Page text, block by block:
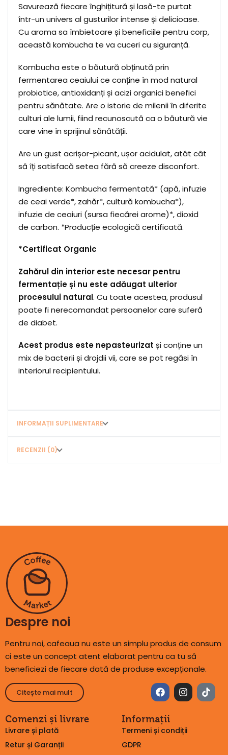
Savurează fiecare înghițitură și lasă-te purtat
într-un univers al gusturilor intense și delicioase.
Cu aroma sa îmbietoare și beneficiile pentru corp,
această kombucha te va cuceri cu siguranță.
Kombucha este o băutură obținută prin
fermentarea ceaiului ce conține în mod natural
probiotice, antioxidanți și acizi organici benefici
pentru sănătate. Are o istorie de milenii în diferite
culturi ale lumii, fiind recunoscută ca o băutură vie
care vine în sprijinul sănătății.
Are un gust acrișor-picant, ușor acidulat, atât cât
să îți satisfacă setea fără să creeze disconfort.
Ingrediente: Kombucha fermentată* (apă, infuzie
de ceai verde*, zahăr*, cultură kombucha*),
infuzie de ceaiuri (sursa fiecărei arome)*, dioxid
de carbon. *Producție ecologică certificată.
*Certificat Organic
Zahărul din interior este necesar pentru
fermentație și nu este adăugat ulterior
procesului natural. Cu toate acestea, produsul
poate fi nerecomandat persoanelor care suferă
de diabet.
Acest produs este nepasteurizat și conține un
mix de bacterii și drojdii vii, care se pot regăsi în
interiorul recipientului.
INFORMAȚII SUPLIMENTARE
RECENZII (0)
Despre noi
Pentru noi, cafeaua nu este un simplu produs de consum
ci este un concept atent elaborat pentru ca tu să
beneficiezi de fiecare dată de produse excepționale.
Citește mai mult
Comenzi și livrare
Livrare și plată
Retur și Garanții
Informații
Termeni și condiții
GDPR